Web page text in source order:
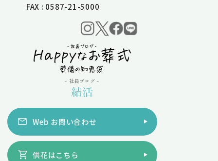
FAX : 0587-21-5000
- 社長ブログ -
結活
Web お問い合わせ
供花はこちら